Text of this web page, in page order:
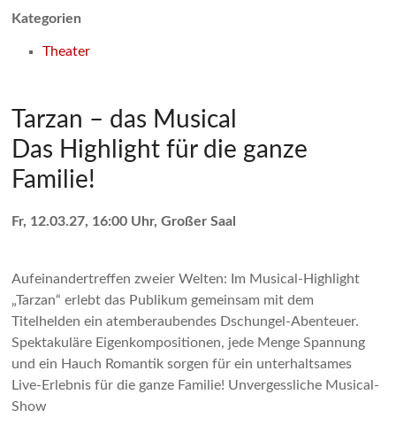
Kategorien
Theater
Tarzan – das Musical
Das Highlight für die ganze
Familie!
Fr, 12.03.27, 16:00 Uhr, Großer Saal
Aufeinandertreffen zweier Welten: Im Musical-Highlight
„Tarzan“ erlebt das Publikum gemeinsam mit dem
Titelhelden ein atemberaubendes Dschungel-Abenteuer.
Spektakuläre Eigenkompositionen, jede Menge Spannung
und ein Hauch Romantik sorgen für ein unterhaltsames
Live-Erlebnis für die ganze Familie! Unvergessliche Musical-
Show